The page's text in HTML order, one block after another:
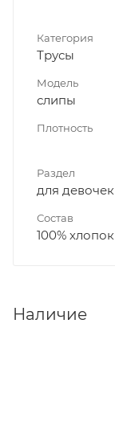
Категория
Трусы
Модель
слипы
Плотность
Раздел
для девочек
Состав
100% хлопок
Наличие